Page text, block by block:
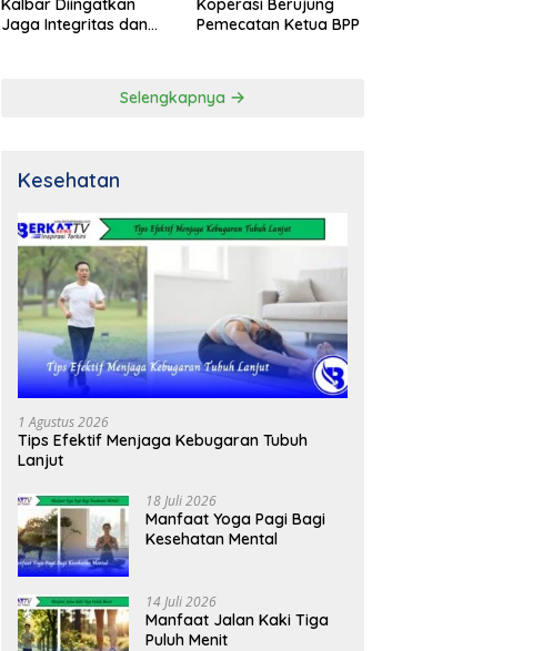
Kalbar Diingatkan
Jaga Integritas dan
Koperasi Berujung
Pemecatan Ketua BPP
Selengkapnya
Kesehatan
1 Agustus 2026
Tips Efektif Menjaga Kebugaran Tubuh
Lanjut
18 Juli 2026
Manfaat Yoga Pagi Bagi
Kesehatan Mental
14 Juli 2026
Manfaat Jalan Kaki Tiga
Puluh Menit